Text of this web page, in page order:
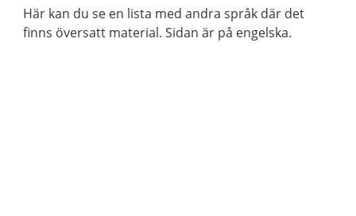
Här kan du se en lista med andra språk där det
finns översatt material. Sidan är på engelska.